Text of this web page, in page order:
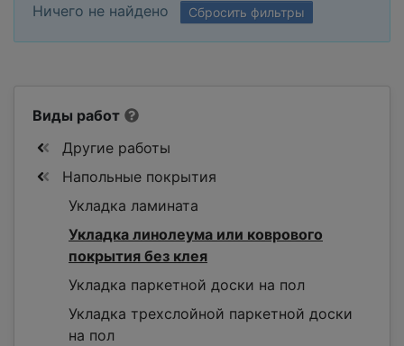
Ничего не найдено Сбросить фильтры
Виды работ
Другие работы
Напольные покрытия
Укладка ламината
Укладка линолеума или коврового
покрытия без клея
Укладка паркетной доски на пол
Укладка трехслойной паркетной доски
на пол